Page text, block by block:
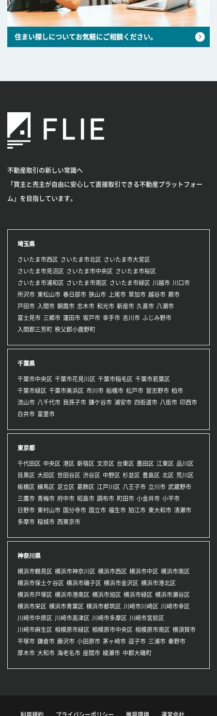
住まい探しについてお気軽にご相談ください。
不動産取引の新しい常識へ
「買主と売主が自由に安心して直接取引できる不動産プラットフォー
ム」を目指しています。
埼玉県
さいたま市西区 さいたま市北区
さいたま市大宮区
さいたま市見沼区
さいたま市中央区
さいたま市桜区
さいたま市浦和区
さいたま市南区 さいたま市緑区 川越市 川口市
所沢市 東松山市 春日部市 狭山市 上尾市 草加市 越谷市 蕨市
戸田市 入間市 朝霞市 志木市 和光市 新座市 久喜市 八潮市
富士見市 三郷市 蓮田市 坂戸市 幸手市 吉川市 ふじみ野市
入間郡三芳町 秩父郡小鹿野町
千葉県
千葉市中央区 千葉市花見川区 千葉市稲毛区 千葉市若葉区
千葉市緑区 千葉市美浜区 市川市 船橋市 松戸市 習志野市 柏市
流山市 八千代市 我孫子市 鎌ケ谷市 浦安市 四街道市 八街市 印西市
白井市 富里市
東京都
千代田区 中央区 港区 新宿区 文京区 台東区 墨田区 江東区 品川区
目黒区 大田区 世田谷区 渋谷区 中野区 杉並区 豊島区 北区 荒川区
板橋区 練馬区 足立区 葛飾区 江戸川区 八王子市 立川市 武蔵野市
三鷹市 青梅市 府中市 昭島市 調布市 町田市 小金井市 小平市
日野市 東村山市 国分寺市 国立市 福生市 狛江市 東大和市 清瀬市
多摩市 稲城市 西東京市
神奈川県
横浜市鶴見区 横浜市神奈川区 横浜市西区 横浜市中区 横浜市南区
横浜市保土ケ谷区 横浜市磯子区 横浜市金沢区 横浜市港北区
横浜市戸塚区 横浜市港南区 横浜市旭区 横浜市緑区 横浜市瀬谷区
横浜市栄区 横浜市青葉区 横浜市都筑区 川崎市川崎区 川崎市幸区
川崎市中原区 川崎市高津区 川崎市多摩区 川崎市宮前区
川崎市麻生区 相模原市緑区 相模原市中央区 相模原市南区 横須賀市
平塚市 鎌倉市 藤沢市 小田原市 茅ヶ崎市 逗子市 三浦市 秦野市
厚木市 大和市 海老名市 座間市 綾瀬市 中郡大磯町
利用規約 プライバシーポリシー 推奨環境 運営会社